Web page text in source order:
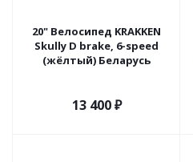
20" Велосипед KRAKKEN
Skully D brake, 6-speed
(жёлтый) Беларусь
13 400₽